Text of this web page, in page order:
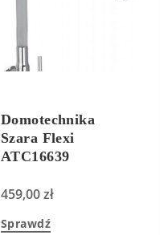
Domotechnika
Szara Flexi
ATC16639
459,00zł
Sprawdź